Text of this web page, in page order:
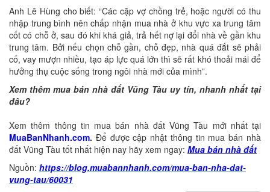
Anh Lê Hùng cho biết: “Các cặp vợ chồng trẻ, hoặc người có thu
nhập trung bình nên chấp nhận mua nhà ở khu vực xa trung tâm
cốt có chỗ ở, sau đó khi khá giả, trả hết nợ lại đổi nhà về gần khu
trung tâm. Bởi nếu chọn chỗ gần, chỗ đẹp, nhà quá đắt sẽ phải
cố, vay mượn nhiều, tạo áp lực quá lớn thì sẽ rất khó thoải mái để
hưởng thụ cuộc sống trong ngôi nhà mới của mình”.
Xem thêm mua bán nhà đất Vũng Tàu uy tín, nhanh nhất tại
đâu?
Xem thêm thông tin mua bán nhà đất Vũng Tàu mới nhất tại
MuaBanNhanh.com. Để được cập nhật thông tin mua bán nhà
đất Vũng Tàu tốt nhất hiện nay hãy xem ngay: Mua bán nhà đất
Nguồn: https://blog.muabannhanh.com/mua-ban-nha-dat-
vung-tau/60031